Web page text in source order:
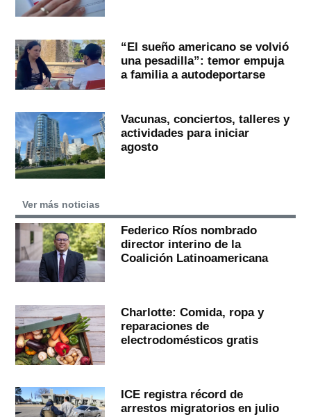
“El sueño americano se volvió
una pesadilla”: temor empuja
a familia a autodeportarse
Vacunas, conciertos, talleres y
actividades para iniciar
agosto
Ver más noticias
Federico Ríos nombrado
director interino de la
Coalición Latinoamericana
Charlotte: Comida, ropa y
reparaciones de
electrodomésticos gratis
ICE registra récord de
arrestos migratorios en julio